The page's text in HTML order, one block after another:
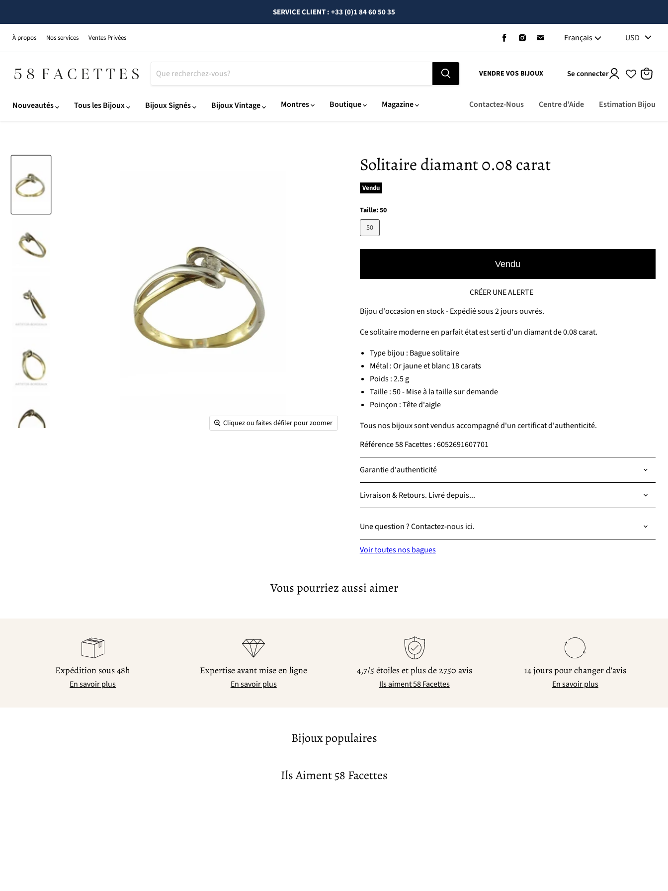
SERVICE CLIENT : +33 (0)1 84 60 50 35
À propos Nos services Ventes Privées
Trouvez-
nous
sur
Trouvez-
nous
sur
Trouvez-
sur
Français USD
VENDRE VOS BIJOUX Se connecter
panier
Nouveautés Tous les Bijoux Bijoux Signés Bijoux Vintage Montres Boutique Magazine Contactez-Nous Centre d'Aide Estimation Bijou
Cliquez ou faites défiler pour zoomer
Solitaire diamant 0.08 carat
Vendu
Taille:50
50
Vendu
CRÉER UNE ALERTE
Bijou d'occasion en stock - Expédié sous 2 jours ouvrés.
Ce solitaire moderne en parfait état est serti d'un diamant de 0.08 carat.
Type bijou : Bague solitaire
Métal : Or jaune et blanc 18 carats
Poids : 2.5 g
Taille : 50 - Mise à la taille sur demande
Poinçon : Tête d'aigle
Tous nos bijoux sont vendus accompagné d'un certificat d'authenticité.
Référence 58 Facettes : 6052691607701
Garantie d'authenticité
Livraison & Retours. Livré depuis...
Une question ? Contactez-nous ici.
Voir toutes nos bagues
Vous pourriez aussi aimer
Expédition sous 48h
En savoir plus
Expertise avant mise en ligne
En savoir plus
4,7/5 étoiles et plus de 2750 avis
Ils aiment 58 Facettes
14 jours pour changer d'avis
En savoir plus
Bijoux populaires
Ils Aiment 58 Facettes